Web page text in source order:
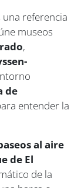
una referencia
museos
,
de
entender la
al aire
de El
de la